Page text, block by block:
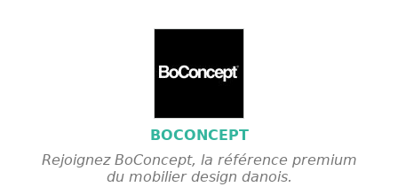
BOCONCEPT
Rejoignez BoConcept, la référence premium
du mobilier design danois.